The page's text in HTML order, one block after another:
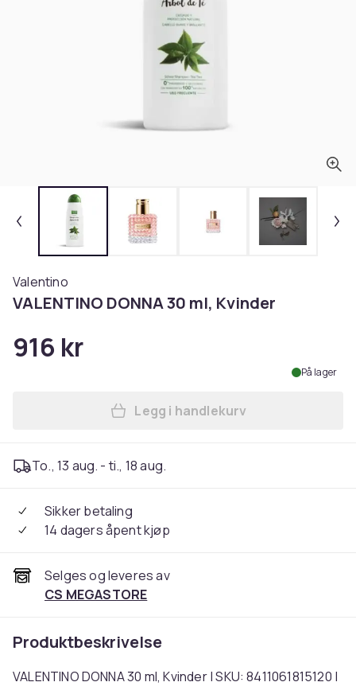
Valentino
VALENTINO DONNA 30 ml, Kvinder
916 kr
På lager
Legg VALENTINO DONNA
Legg i handlekurv
To., 13 aug. - ti., 18 aug.
Sikker betaling
14 dagers åpent kjøp
Selges og leveres av
CS MEGASTORE
Produktbeskrivelse
VALENTINO DONNA 30 ml, Kvinder | SKU: 8411061815120 |